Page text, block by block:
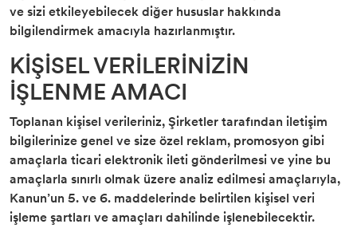
ve sizi etkileyebilecek diğer hususlar hakkında
bilgilendirmek amacıyla hazırlanmıştır.
KİŞİSEL VERİLERİNİZİN
İŞLENME AMACI
Toplanan kişisel verileriniz, Şirketler tarafından iletişim
bilgilerinize genel ve size özel reklam, promosyon gibi
amaçlarla ticari elektronik ileti gönderilmesi ve yine bu
amaçlarla sınırlı olmak üzere analiz edilmesi amaçlarıyla,
Kanun’un 5. ve 6. maddelerinde belirtilen kişisel veri
işleme şartları ve amaçları dahilinde işlenebilecektir.
Lisans Yazılım